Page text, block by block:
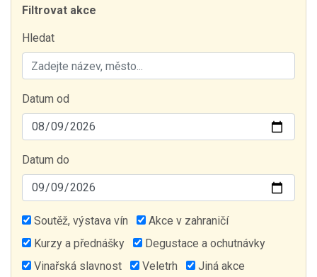
Filtrovat akce
Hledat
Datum od
Datum do
Soutěž, výstava vín
Akce v zahraničí
Kurzy a přednášky
Degustace a ochutnávky
Vinařská slavnost
Veletrh
Jiná akce